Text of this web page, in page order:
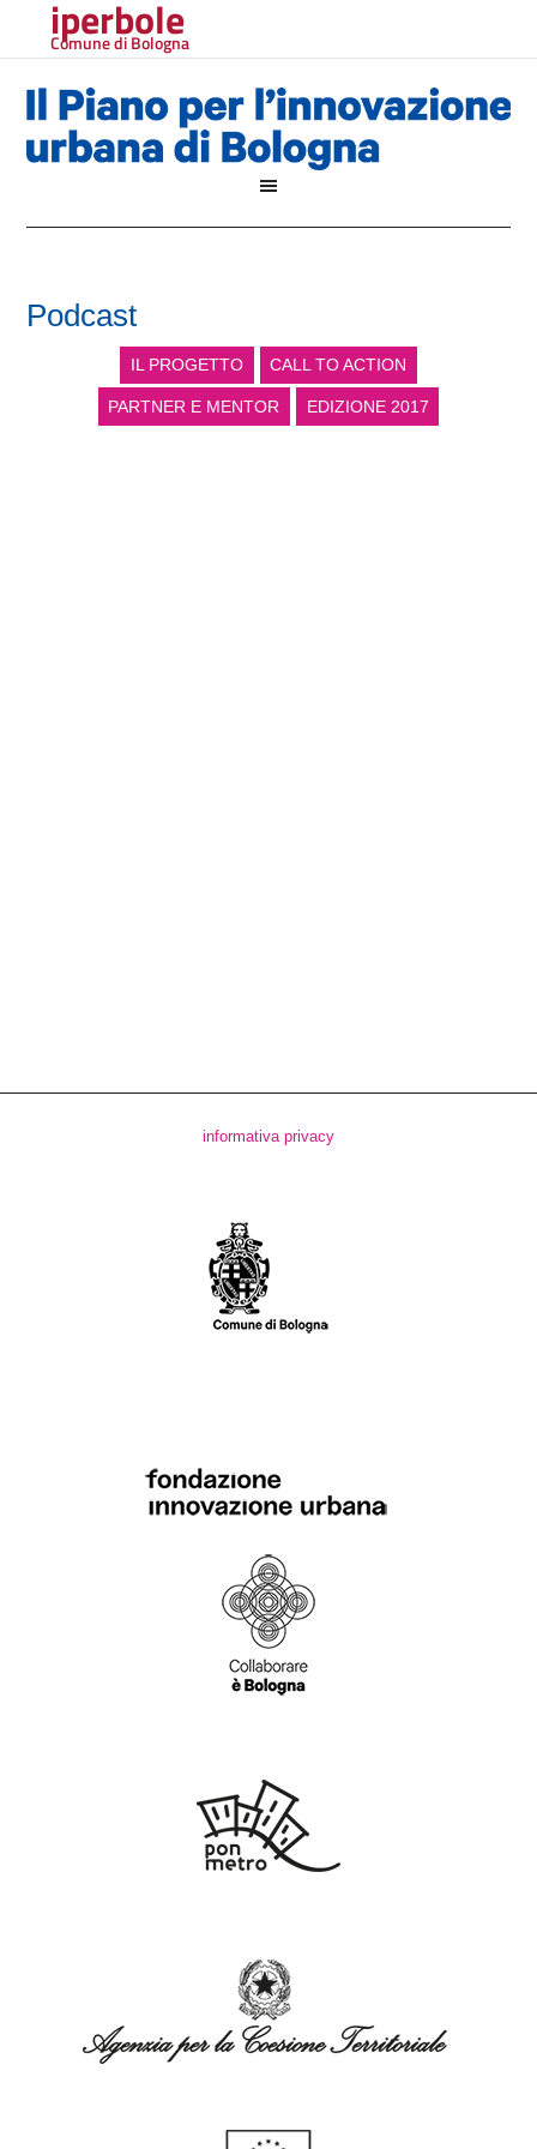
iperbole
Comune di Bologna
Podcast
IL PROGETTO CALL TO ACTION
PARTNER E MENTOR EDIZIONE 2017
informativa privacy